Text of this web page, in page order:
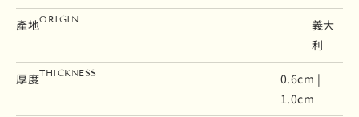
產地ORIGIN
義大
利
厚度THICKNESS
0.6cm |
1.0cm